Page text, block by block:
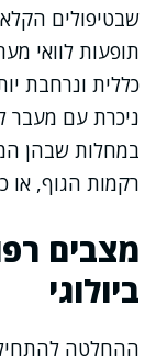
שבטיפולים
תופעות לוואי
כללית ונרחבת
ניכרת עם מעבר
במחלות שבהן
רקמות הגוף, או
מצבים
ביולוגי
ההחלטה